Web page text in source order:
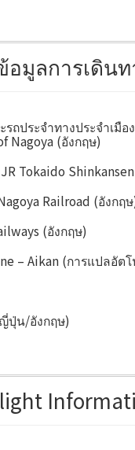
อมูลการเดินท
ถประจำทางประจำเมื
Nagoya (อังกฤษ)
Tokaido Shinkansen
Railroad (อังกฤ
(อังกฤษ)
– Aikan (การแปลอัต
ปุ่น/อังกฤษ)